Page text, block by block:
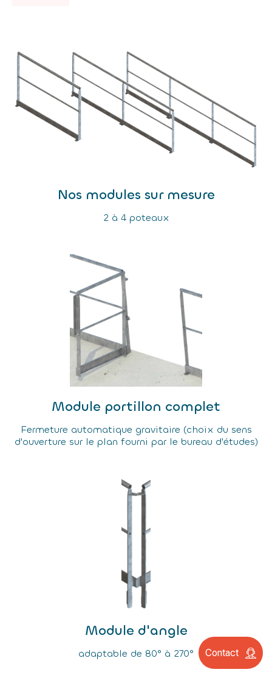
Nos modules sur mesure
2 à 4 poteaux
Module portillon complet
Fermeture automatique gravitaire (choix du sens
d'ouverture sur le plan fourni par le bureau d'études)
Module d'angle
adaptable de 80° à 270° Contact